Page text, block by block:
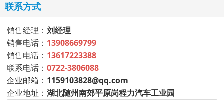
联系方式
销售经理： 刘经理
销售电话： 13908669799
销售电话： 13617223388
联系电话： 0722-3806088
企业邮箱： 1159103828@qq.com
企业地址： 湖北随州南郊平原岗程力汽车工业园